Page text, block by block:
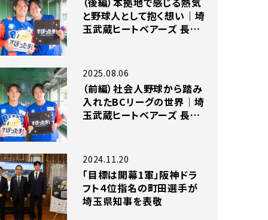
と野球人として抱く想い｜埼
玉武蔵ヒートベアーズ 長坂
（前編）社会人野球から踏み
入れたBCリーグの世界｜埼
玉武蔵ヒートベアーズ 長坂
2025.08.06
「目標は開幕1軍」阪神ドラ
フト４位指名の町田選手が
埼玉県知事を表敬
2024.11.20